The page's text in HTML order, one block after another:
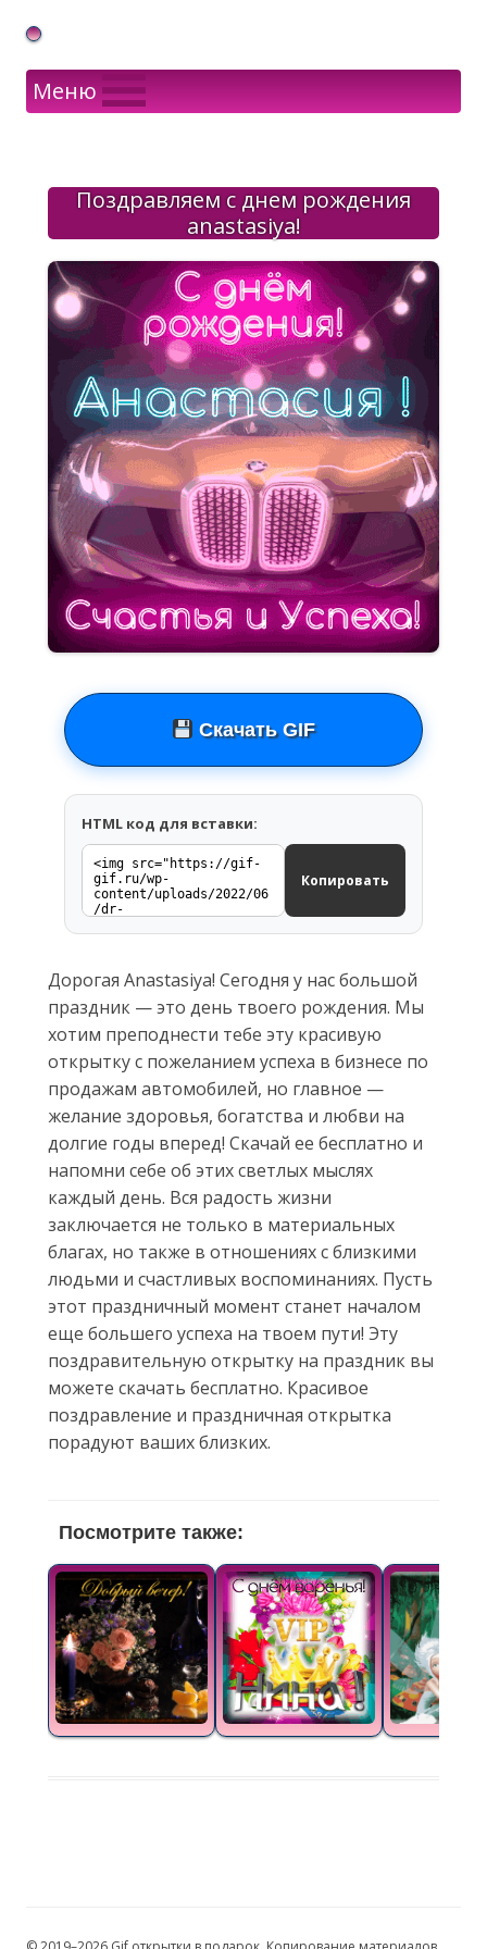
Gif Открытки в подарок
Меню
Поздравляем с днем рождения
anastasiya!
Скачать GIF
HTML код для вставки:
Копировать
Дорогая Anastasiya! Сегодня у нас большой
праздник — это день твоего рождения. Мы
хотим преподнести тебе эту красивую
открытку с пожеланием успеха в бизнесе по
продажам автомобилей, но главное —
желание здоровья, богатства и любви на
долгие годы вперед! Скачай ее бесплатно и
напомни себе об этих светлых мыслях
каждый день. Вся радость жизни
заключается не только в материальных
благах, но также в отношениях с близкими
людьми и счастливых воспоминаниях. Пусть
этот праздничный момент станет началом
еще большего успеха на твоем пути! Эту
поздравительную открытку на праздник вы
можете скачать бесплатно. Красивое
поздравление и праздничная открытка
порадуют ваших близких.
Посмотрите также: